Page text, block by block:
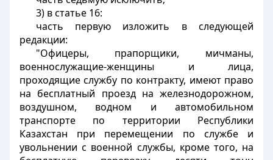
3) в статье 16:
часть первую изложить в следующей
редакции:
"Офицеры, прапорщики, мичманы,
военнослужащие-женщины и лица,
проходящие службу по контракту, имеют право
на бесплатный проезд на железнодорожном,
воздушном, водном и автомобильном
транспорте по территории Республики
Казахстан при перемещении по службе и
увольнении с военной службы, кроме того, на